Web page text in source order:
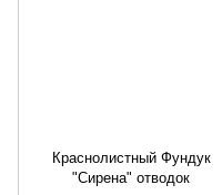
Краснолистный Фундук
"Сирена" отводок